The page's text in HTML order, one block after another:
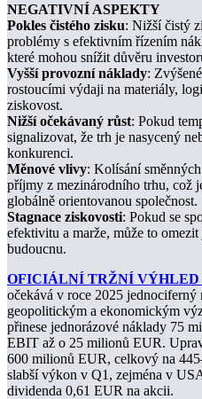
NEGATIVNÍ ASPEKTY
Pokles čistého zisku: Nižší čistý
problémy s efektivním řízením
které mohou snížit důvěru
Vyšší provozní náklady:
rostoucími výdaji na materiály,
ziskovost.
Nižší očekávaný růst: Pokud
signalizovat, že trh je nasycený
konkurenci.
Měnové vlivy: Kolísání
příjmy z mezinárodního trhu, což
globálně orientovanou společnost.
Stagnace ziskovosti: Pokud se
efektivitu a marže, může to
budoucnu.
OFICIÁLNÍ TRŽNÍ VÝHLED
očekává v roce 2025 jednociferný
geopolitickým a ekonomickým
přinese jednorázové náklady 75
EBIT až o 25 milionů EUR.
600 milionů EUR, celkový na
slabší výkon v Q1, zejména v
dividenda 0,61 EUR na akcii.